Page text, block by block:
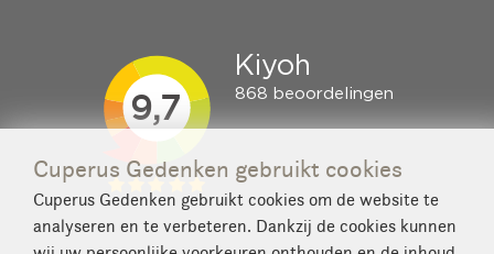
Cuperus Gedenken gebruikt cookies
Cuperus Gedenken gebruikt cookies om de website te
analyseren en te verbeteren. Dankzij de cookies kunnen